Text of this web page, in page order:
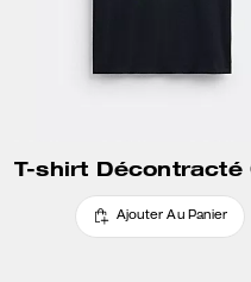
Ajouter Au Panier